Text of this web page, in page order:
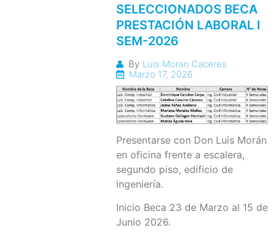
SELECCIONADOS BECA
PRESTACIÓN LABORAL I
SEM-2026
By Luis Moran Caceres
Marzo 17, 2026
Presentarse con Don Luis Morán
en oficina frente a escalera,
segundo piso, edificio de
ingeniería.
Inicio Beca 23 de Marzo al 15 de
Junio 2026.